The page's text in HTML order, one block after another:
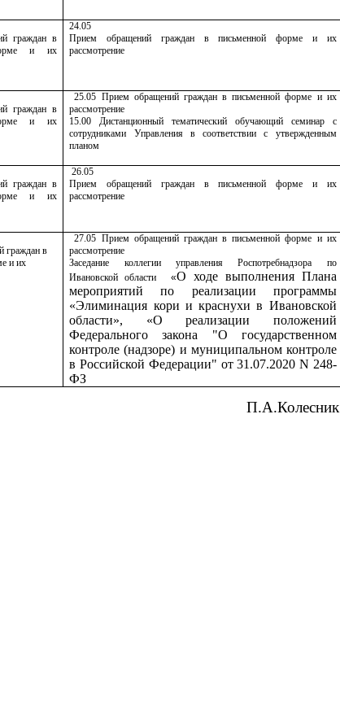
граждан в
и их
24.05
Прием обращений граждан в письменной форме и их
рассмотрение
граждан в
и их
25.05 Прием обращений граждан в письменной форме и их
рассмотрение
15.00 Дистанционный тематический обучающий семинар с
сотрудниками Управления в соответствии с утвержденным
планом
граждан в
и их
26.05
Прием обращений граждан в письменной форме и их
рассмотрение
граждан в
и их
27.05 Прием обращений граждан в письменной форме и их
рассмотрение
Заседание коллегии управления Роспотребнадзора по
Ивановской области
«О ходе выполнения Плана
мероприятий по реализации программы
«Элиминация кори и краснухи в Ивановской
области», «О реализации положений
Федерального закона "О государственном
контроле (надзоре) и муниципальном контроле
в Российской Федерации" от 31.07.2020 N 248-
ФЗ
П.А.Колесник